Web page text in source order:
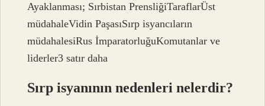
Ayaklanması; Sırbistan PrensliğiTaraflarÜst
müdahaleVidin PaşasıSırp isyancıların
müdahalesiRus İmparatorluğuKomutanlar ve
liderler3 satır daha
Sırp isyanının nedenleri nelerdir?